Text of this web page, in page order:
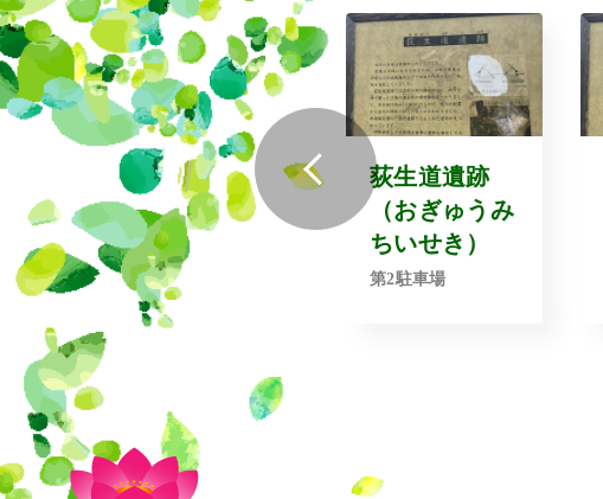
荻生道遺跡
（おぎゅうみ
ちいせき）
第2駐車場